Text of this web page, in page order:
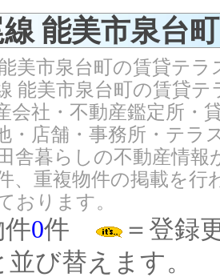
線 能美市泉台
美市泉台町の賃貸テ
能美市泉台町の賃貸
会社・不動産鑑定所・
・店舗・事務所・テラ
舎暮らしの不動産情
、重複物件の掲載を
おります。
0件
＝登録
び替えます。